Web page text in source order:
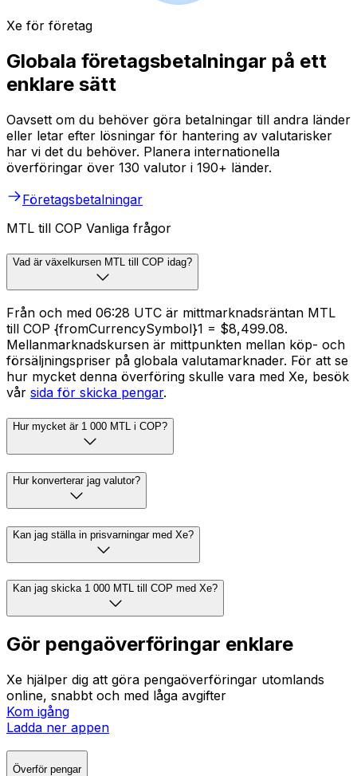
Xe för företag
Globala företagsbetalningar på ett
enklare sätt
Oavsett om du behöver göra betalningar till andra länder
eller letar efter lösningar för hantering av valutarisker
har vi det du behöver. Planera internationella
överföringar över 130 valutor i 190+ länder.
Företagsbetalningar
MTL till COP Vanliga frågor
Vad är växelkursen MTL till COP idag?
Från och med 06:28 UTC är mittmarknadsräntan MTL
till COP {fromCurrencySymbol}1 = $8,499.08.
Mellanmarknadskursen är mittpunkten mellan köp- och
försäljningspriser på globala valutamarknader. För att se
hur mycket denna överföring skulle vara med Xe, besök
vår sida för skicka pengar.
Hur mycket är 1 000 MTL i COP?
Hur konverterar jag valutor?
Kan jag ställa in prisvarningar med Xe?
Kan jag skicka 1 000 MTL till COP med Xe?
Gör pengaöverföringar enklare
Xe hjälper dig att göra pengaöverföringar utomlands
online, snabbt och med låga avgifter
Kom igång
Ladda ner appen
Överför pengar